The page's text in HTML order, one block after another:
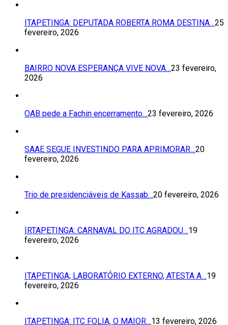
ITAPETINGA: DEPUTADA ROBERTA ROMA DESTINA…25
fevereiro, 2026
BAIRRO NOVA ESPERANÇA VIVE NOVA…23 fevereiro,
2026
OAB pede a Fachin encerramento…23 fevereiro, 2026
SAAE SEGUE INVESTINDO PARA APRIMORAR…20
fevereiro, 2026
Trio de presidenciáveis de Kassab…20 fevereiro, 2026
IRTAPETINGA: CARNAVAL DO ITC AGRADOU…19
fevereiro, 2026
ITAPETINGA; LABORATÓRIO EXTERNO, ATESTA A…19
fevereiro, 2026
ITAPETINGA: ITC FOLIA, O MAIOR…13 fevereiro, 2026